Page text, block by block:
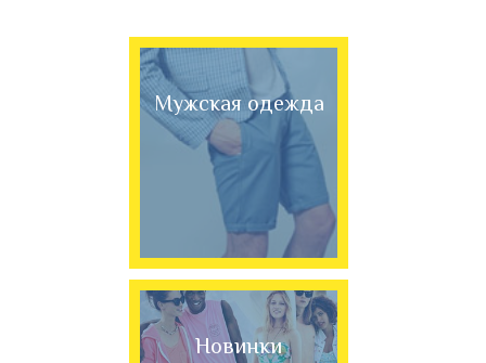
Мужская одежда
Новинки